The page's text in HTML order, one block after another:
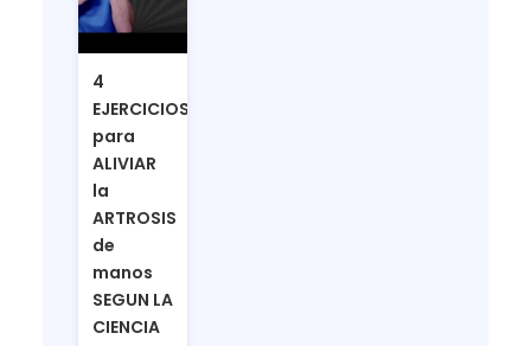
4
EJERCICIOS
para
ALIVIAR
la
ARTROSIS
de
manos
SEGUN LA
CIENCIA